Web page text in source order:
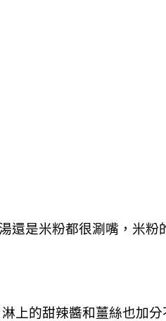
是米粉都很涮嘴，米粉
上的甜辣醬和薑絲也加分